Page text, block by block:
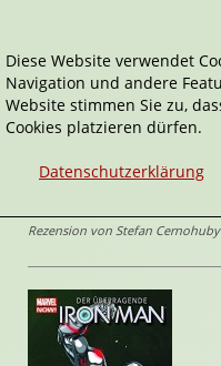
Home Comics
Iron Man
Der
Rezension von Stefan
Diese Website verwendet
Navigation und andere
Website stimmen Sie zu,
Cookies platzieren dürfen.
Datenschutzerklärung